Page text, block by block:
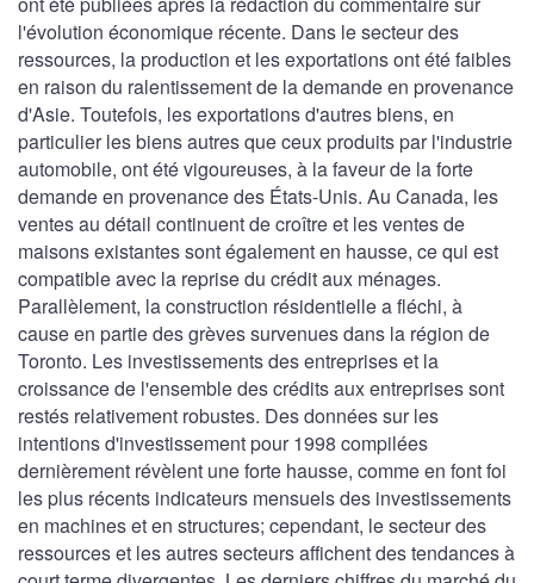
l'évolution économique récente. Dans le secteur des
ressources, la production et les exportations ont été faibles
en raison du ralentissement de la demande en provenance
d'Asie. Toutefois, les exportations d'autres biens, en
particulier les biens autres que ceux produits par l'industrie
automobile, ont été vigoureuses, à la faveur de la forte
demande en provenance des États-Unis. Au Canada, les
ventes au détail continuent de croître et les ventes de
maisons existantes sont également en hausse, ce qui est
compatible avec la reprise du crédit aux ménages.
Parallèlement, la construction résidentielle a fléchi, à
cause en partie des grèves survenues dans la région de
Toronto. Les investissements des entreprises et la
croissance de l'ensemble des crédits aux entreprises sont
restés relativement robustes. Des données sur les
intentions d'investissement pour 1998 compilées
dernièrement révèlent une forte hausse, comme en font foi
les plus récents indicateurs mensuels des investissements
en machines et en structures; cependant, le secteur des
ressources et les autres secteurs affichent des tendances à